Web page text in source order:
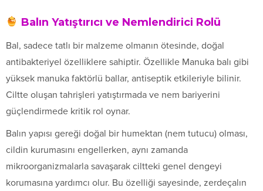
Balın Yatıştırıcı ve Nemlendirici Rolü
Bal, sadece tatlı bir malzeme olmanın ötesinde, doğal
antibakteriyel özelliklere sahiptir. Özellikle Manuka balı gibi
yüksek manuka faktörlü ballar, antiseptik etkileriyle bilinir.
Ciltte oluşan tahrişleri yatıştırmada ve nem bariyerini
güçlendirmede kritik rol oynar.
Balın yapısı gereği doğal bir humektan (nem tutucu) olması,
cildin kurumasını engellerken, aynı zamanda
mikroorganizmalarla savaşarak ciltteki genel dengeyi
korumasına yardımcı olur. Bu özelliği sayesinde, zerdeçalın